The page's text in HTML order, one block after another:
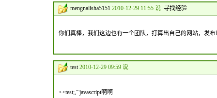
mengnalisha5151 2010-12-29 11:55 说 寻找经验
你们真棒，我们这边也有一个团队，打算出自己的网站，发
test 2010-12-29 09:59 说
<>test;,"'javascript啊啊